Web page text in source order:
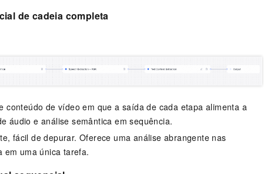
de cadeia completa
conteúdo de vídeo em que a saída de cada etapa alimenta a
áudio e análise semântica em sequência.
fácil de depurar. Oferece uma análise abrangente nas
em uma única tarefa.